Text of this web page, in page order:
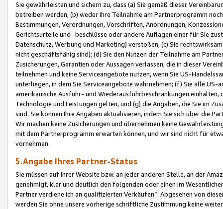
Sie gewährleisten und sichern zu, dass (a) Sie gemäß dieser
betreiben werden; (b) weder Ihre Teilnahme am Partnerprogramm
Bestimmungen, Verordnungen, Vorschriften, Anordnungen,
Gerichtsurteile und -beschlüsse oder andere Auflagen einer für Sie
Datenschutz, Werbung und Marketing) verstoßen; (c) Sie
nicht geschäftsfähig sind); (d) Sie den Nutzen der Teilnahme am
Zusicherungen, Garantien oder Aussagen verlassen, die in dieser
teilnehmen und keine Serviceangebote nutzen, wenn Sie US-
unterliegen, in dem Sie Serviceangebote wahrnehmen; (f) Sie alle
amerikanische Ausfuhr- und Wiederausfuhrbeschränkungen
Technologie und Leistungen gelten, und (g) die Angaben, die Sie im
sind. Sie können Ihre Angaben aktualisieren, indem Sie sich über die
Wir machen keine Zusicherungen und übernehmen keine
mit dem Partnerprogramm erwarten können, und wir sind nicht für
vornehmen.
5.Angabe Ihres Partner-Status
Sie müssen auf Ihrer Website bzw. an jeder anderen Stelle, an der
genehmigt, klar und deutlich den folgenden oder einen im
Partner verdiene ich an qualifizierten Verkäufen“. Abgesehen von
werden Sie ohne unsere vorherige schriftliche Zustimmung keine